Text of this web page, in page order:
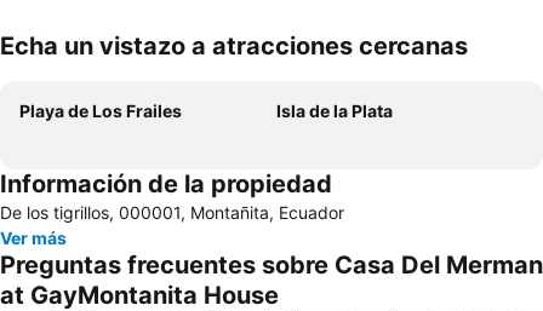
Echa un vistazo a atracciones cercanas
Playa de Los Frailes Isla de la Plata
Información de la propiedad
De los tigrillos, 000001, Montañita, Ecuador
Ver más
Preguntas frecuentes sobre Casa Del Merman
at GayMontanita House